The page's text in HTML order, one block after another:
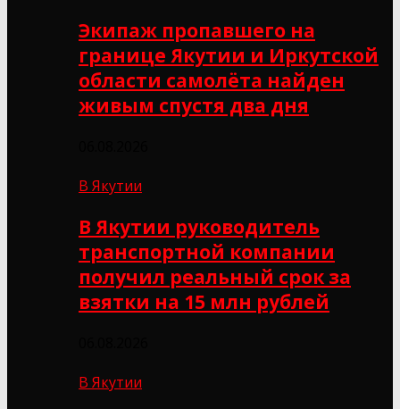
Экипаж пропавшего на
границе Якутии и Иркутской
области самолёта найден
живым спустя два дня
В Якутии
В Якутии руководитель
транспортной компании
получил реальный срок за
взятки на 15 млн рублей
В Якутии